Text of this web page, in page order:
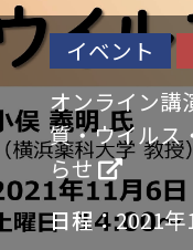
イベント
オンライン講
質・ウイルス
らせ
日程：2021